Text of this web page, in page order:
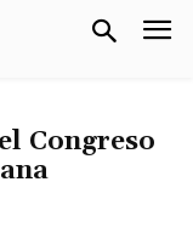
Congreso